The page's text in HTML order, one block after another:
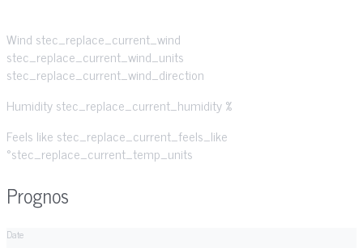
Wind stec_replace_current_wind
stec_replace_current_wind_units
stec_replace_current_wind_direction
Humiditystec_replace_current_humidity %
Feels like stec_replace_current_feels_like
°stec_replace_current_temp_units
Prognos
Date